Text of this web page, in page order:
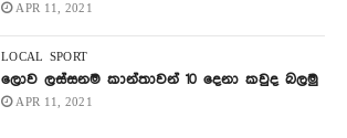
APR 11, 2021
LOCAL SPORT
ලොව ලස්සනම කාන්තාවන් 10 දෙනා කවුද බලමු
APR 11, 2021